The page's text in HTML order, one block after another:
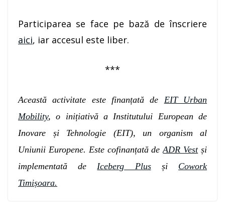
Participarea se face pe bază de înscriere
aici, iar accesul este liber.
***
Această activitate este finanțată de EIT Urban
Mobility, o inițiativă a Institutului European de
Inovare și Tehnologie (EIT), un organism al
Uniunii Europene. Este cofinanțată deADR Vestși
implementată de Iceberg Plusși Cowork
Timișoara.